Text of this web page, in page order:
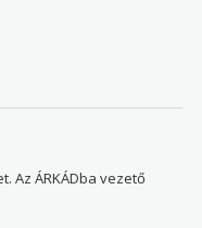
Az ÁRKÁDba vezető